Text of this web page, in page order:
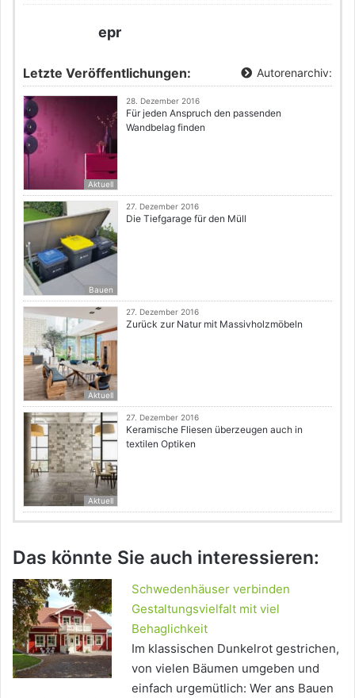
epr
Letzte Veröffentlichungen: Autorenarchiv:
Aktuell
28. Dezember 2016
Für jeden Anspruch den passenden
Wandbelag finden
Bauen
27. Dezember 2016
Die Tiefgarage für den Müll
Aktuell
27. Dezember 2016
Zurück zur Natur mit Massivholzmöbeln
Aktuell
27. Dezember 2016
Keramische Fliesen überzeugen auch in
textilen Optiken
Das könnte Sie auch interessieren:
Schwedenhäuser verbinden
Gestaltungsvielfalt mit viel
Behaglichkeit
Im klassischen Dunkelrot gestrichen,
von vielen Bäumen umgeben und
einfach urgemütlich: Wer ans Bauen